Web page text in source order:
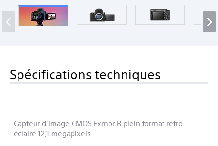
‹ ›
Spécifications techniques
Capteur d'image CMOS Exmor R plein format rétro-
éclairé 12,1 mégapixels